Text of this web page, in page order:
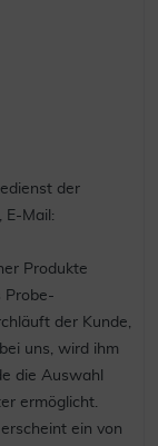
der
E-Mail:
Produkte
Probe-
der Kunde,
uns, wird ihm
die Auswahl
ermöglicht.
ein von